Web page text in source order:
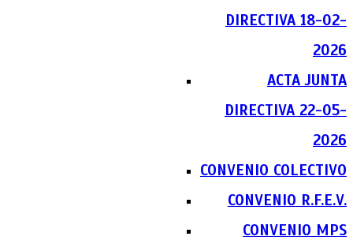
DIRECTIVA 18-02-
2026
ACTA JUNTA
DIRECTIVA 22-05-
2026
CONVENIO COLECTIVO
CONVENIO R.F.E.V.
CONVENIO MPS